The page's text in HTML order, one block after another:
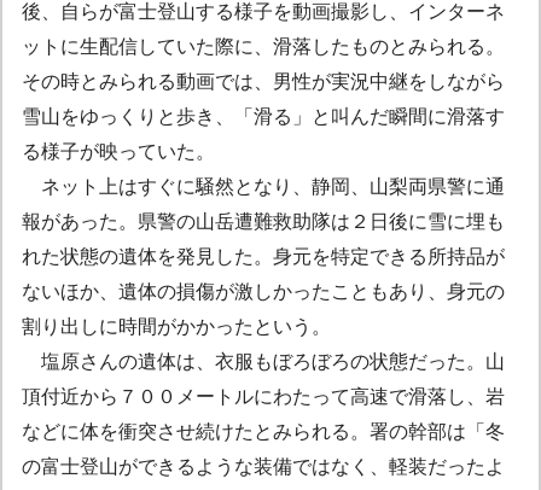
後、自らが富士登山する様子を動画撮影し、インターネ
ットに生配信していた際に、滑落したものとみられる。
その時とみられる動画では、男性が実況中継をしながら
雪山をゆっくりと歩き、「滑る」と叫んだ瞬間に滑落す
る様子が映っていた。
ネット上はすぐに騒然となり、静岡、山梨両県警に通
報があった。県警の山岳遭難救助隊は２日後に雪に埋も
れた状態の遺体を発見した。身元を特定できる所持品が
ないほか、遺体の損傷が激しかったこともあり、身元の
割り出しに時間がかかったという。
塩原さんの遺体は、衣服もぼろぼろの状態だった。山
頂付近から７００メートルにわたって高速で滑落し、岩
などに体を衝突させ続けたとみられる。署の幹部は「冬
の富士登山ができるような装備ではなく、軽装だったよ